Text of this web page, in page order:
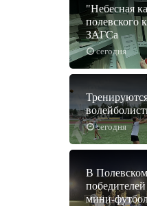
сегодня
"Небесная
полевского
ЗАГСа
сегодня
В
мини-